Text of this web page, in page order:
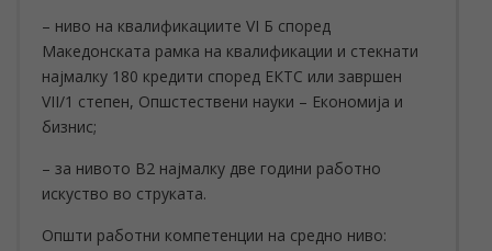
– ниво на квалификациите VI Б според
Македонската рамка на квалификации и стекнати
најмалку 180 кредити според ЕКТС или завршен
VII/1 степен, Опшстествени науки – Економија и
бизнис;
– за нивото В2 најмалку две години работно
искуство во струката.
Општи работни компетенции на средно ниво: